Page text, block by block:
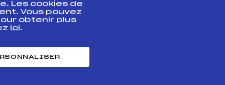
professionnel
Les cookies de
Vous pouvez
obtenir plus
ici.